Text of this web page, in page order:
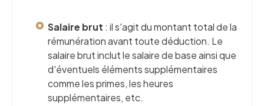
Salaire brut : il s'agit du montant total de la
rémunération avant toute déduction. Le
salaire brut inclut le salaire de base ainsi que
d'éventuels éléments supplémentaires
comme les primes, les heures
supplémentaires, etc.